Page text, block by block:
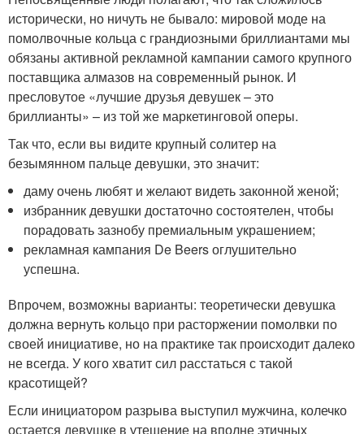
исторически, но ничуть не бывало: мировой моде на
помолвочные кольца с грандиозными бриллиантами мы
обязаны активной рекламной кампании самого крупного
поставщика алмазов на современный рынок. И
пресловутое «лучшие друзья девушек – это
бриллианты» – из той же маркетинговой оперы.
Так что, если вы видите крупный солитер на
безымянном пальце девушки, это значит:
даму очень любят и желают видеть законной женой;
избранник девушки достаточно состоятелен, чтобы
порадовать зазнобу премиальным украшением;
рекламная кампания De Beers оглушительно
успешна.
Впрочем, возможны варианты: теоретически девушка
должна вернуть кольцо при расторжении помолвки по
своей инициативе, но на практике так происходит далеко
не всегда. У кого хватит сил расстаться с такой
красотищей?
Если инициатором разрыва выступил мужчина, колечко
остается девушке в утешение на вполне этичных